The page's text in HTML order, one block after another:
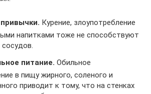
Курение, злоупотребление
напитками тоже не способствуют
питание. Обильное
в пищу жирного, соленого и
приводит к тому, что на стенках